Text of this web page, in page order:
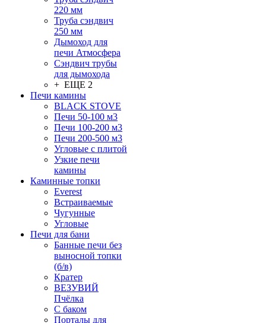
220 мм
Труба сэндвич
250 мм
Дымоход для
печи Атмосфера
Сэндвич трубы
для дымохода
+ ЕЩЕ 2
Печи камины
BLACK STOVE
Печи 50-100 м3
Печи 100-200 м3
Печи 200-500 м3
Угловые с плитой
Узкие печи
камины
Каминные топки
Everest
Встраиваемые
Чугунные
Угловые
Печи для бани
Банные печи без
выносной топки
(б/в)
Кратер
ВЕЗУВИЙ
Пчёлка
С баком
Порталы для